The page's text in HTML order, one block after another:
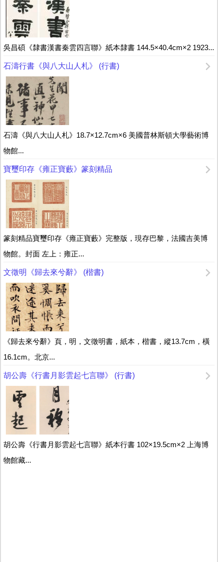
吳昌碩《隸書漢書秦雲四言聯》紙本隸書 144.5×40.4cm×2 1923...
石濤行書《與八大山人札》 (行書)
石濤《與八大山人札》18.7×12.7cm×6 美國普林斯頓大學藝術博
物館...
寶璽印存《雍正寶藪》篆刻精品
篆刻精品寶璽印存《雍正寶藪》完整版，現存巴黎，法國吉美博
物館。封面 左上：雍正...
文徵明《歸去來兮辭》 (楷書)
《歸去來兮辭》頁，明，文徵明書，紙本，楷書，縱13.7cm，橫
16.1cm。北京...
胡公壽《行書月影雲起七言聯》 (行書)
胡公壽《行書月影雲起七言聯》紙本行書 102×19.5cm×2 上海博
物館藏...